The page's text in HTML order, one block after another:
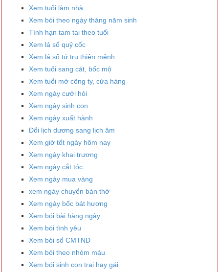
Xem tuổi làm nhà
Xem bói theo ngày tháng năm sinh
Tính hạn tam tai theo tuổi
Xem lá sổ quỷ cốc
Xem lá số tứ trụ thiên mệnh
Xem tuổi sang cát, bốc mộ
Xem tuổi mở công ty, cửa hàng
Xem ngày cưới hỏi
Xem ngày sinh con
Xem ngày xuất hành
Đổi lịch dương sang lịch âm
Xem giờ tốt ngày hôm nay
Xem ngày khai trương
Xem ngày cắt tóc
Xem ngày mua vàng
xem ngày chuyển bàn thờ
Xem ngày bốc bát hương
Xem bói bài hàng ngày
Xem bói tình yêu
Xem bói số CMTND
Xem bói theo nhóm máu
Xem bói sinh con trai hay gái